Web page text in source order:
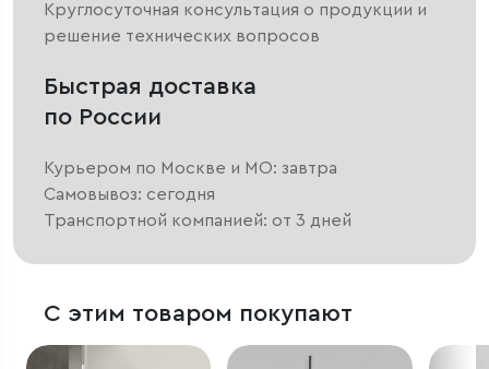
Круглосуточная консультация о продукции и
решение технических вопросов
Быстрая доставка
по России
Курьером по Москве и МО: завтра
Самовывоз: сегодня
Транспортной компанией: от 3 дней
С этим товаром покупают